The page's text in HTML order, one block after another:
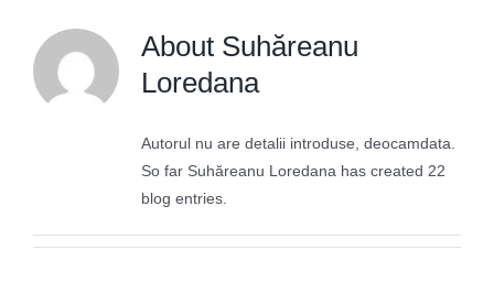
About Suhăreanu
Loredana
Autorul nu are detalii introduse, deocamdata.
So far Suhăreanu Loredana has created 22
blog entries.